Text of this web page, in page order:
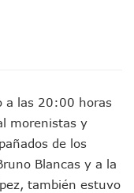
Para Vallarta Y
El Fin De Semana En
Comité Nacional Del PAN
Intelectual Del Homicidio De
“El Laberinto Del Fauno”, A
La Semar Por Investigación
Remodelar Urgencias Del
a las 20:00 horas
morenistas y
de los
Blancas y a la
también estuvo